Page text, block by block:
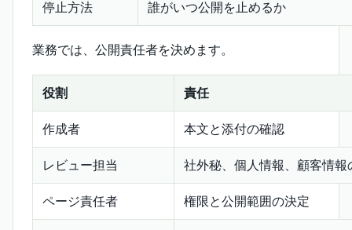
停止方法 誰がいつ公開を止めるか
業務では、公開責任者を決めます。
役割 責任
作成者 本文と添付の確認
レビュー担当 社外秘、個人情報、顧客情報
ページ責任者 権限と公開範囲の決定